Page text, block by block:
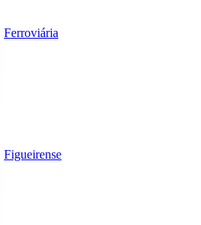
Ferroviária
Figueirense